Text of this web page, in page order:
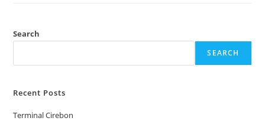
Search
SEARCH
Recent Posts
Terminal Cirebon